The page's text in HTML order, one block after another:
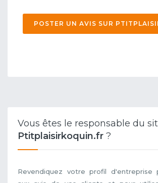
POSTER UN AVIS SUR
Vous êtes le responsable du
Ptitplaisirkoquin.fr ?
Revendiquez votre profil d'entreprise